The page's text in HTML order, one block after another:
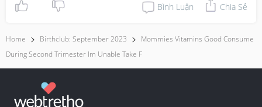
Bình Luận Chia Sẻ
Home Birthclub: September 2023
Mommies Vitamins Good Consume
During Second Trimester Im Unable Take F